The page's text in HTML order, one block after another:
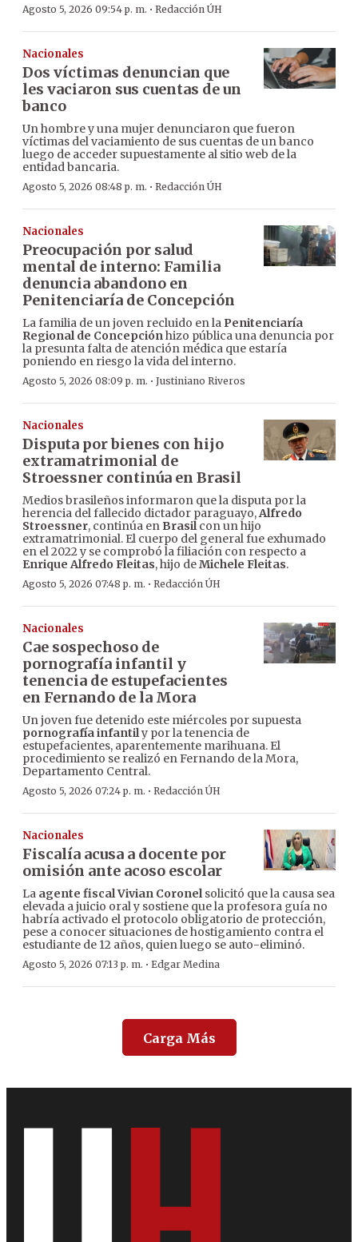
Agosto 5, 2026 09:54 p. m. · Redacción ÚH
Nacionales
Dos víctimas denuncian que
les vaciaron sus cuentas de un
banco
Un hombre y una mujer denunciaron que fueron
víctimas del vaciamiento de sus cuentas de un banco
luego de acceder supuestamente al sitio web de la
entidad bancaria.
Agosto 5, 2026 08:48 p. m. · Redacción ÚH
Nacionales
Preocupación por salud
mental de interno: Familia
denuncia abandono en
Penitenciaría de Concepción
La familia de un joven recluido en la Penitenciaría
Regional de Concepciónhizo pública una denuncia por
la presunta falta de atención médica que estaría
poniendo en riesgo la vida del interno.
Agosto 5, 2026 08:09 p. m. · Justiniano Riveros
Nacionales
Disputa por bienes con hijo
extramatrimonial de
Stroessner continúa en Brasil
Medios brasileños informaron que la disputa por la
herencia del fallecido dictador paraguayo,Alfredo
Stroessner, continúa en Brasilcon un hijo
extramatrimonial. El cuerpo del general fue exhumado
en el 2022 y se comprobó la filiación con respecto a
Enrique Alfredo Fleitas, hijo deMichele Fleitas.
Agosto 5, 2026 07:48 p. m. · Redacción ÚH
Nacionales
Cae sospechoso de
pornografía infantil y
tenencia de estupefacientes
en Fernando de la Mora
Un joven fue detenido este miércoles por supuesta
pornografía infantily por la tenencia de
estupefacientes, aparentemente marihuana. El
procedimiento se realizó en Fernando de la Mora,
Departamento Central.
Agosto 5, 2026 07:24 p. m. · Redacción ÚH
Nacionales
Fiscalía acusa a docente por
omisión ante acoso escolar
La agente fiscal Vivian Coronelsolicitó que la causa sea
elevada a juicio oral y sostiene que la profesora guía no
habría activado el protocolo obligatorio de protección,
pese a conocer situaciones de hostigamiento contra el
estudiante de 12 años, quien luego se auto-eliminó.
Agosto 5, 2026 07:13 p. m. · Edgar Medina
Carga Más